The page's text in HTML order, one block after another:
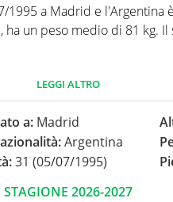
1995 a Madrid e l'Argentina
ha un peso medio di 81 kg.
campionato Serie A 0
LEGGI ALTRO
a:Madrid
Argentina
31 (05/07/1995)
STAGIONE 2026-2027